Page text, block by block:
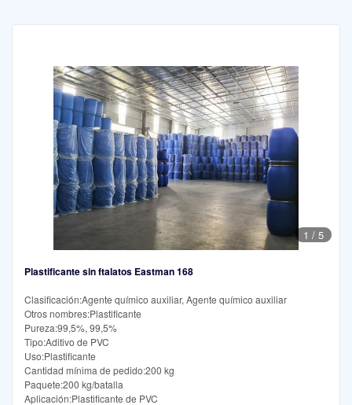
1 / 5
Plastificante sin ftalatos Eastman 168
Clasificación:Agente químico auxiliar, Agente químico auxiliar
Otros nombres:Plastificante
Pureza:99,5%, 99,5%
Tipo:Aditivo de PVC
Uso:Plastificante
Cantidad mínima de pedido:200 kg
Paquete:200 kg/batalla
Aplicación:Plastificante de PVC